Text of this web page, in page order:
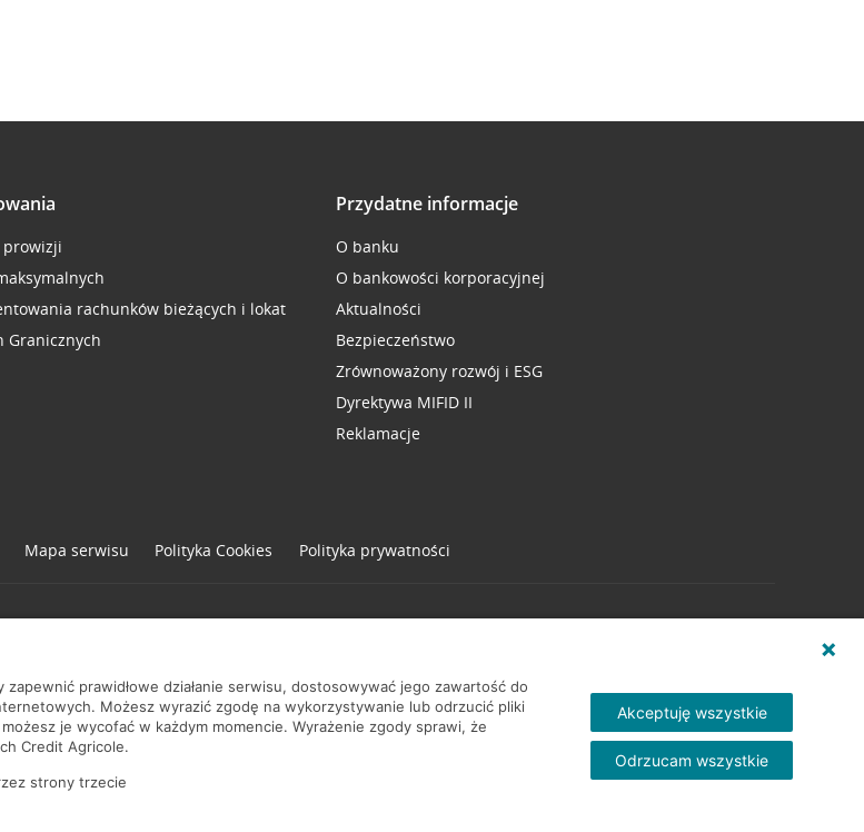
prowizji
rachunków bieżących i lokat
Granicznych
Przydatne informacje
O banku
O bankowości korporacyjnej
Aktualności
Bezpieczeństwo
Zrównoważony rozwój i ESG
Dyrektywa MIFID II
Reklamacje
Mapa serwisu Polityka Cookies Polityka prywatności
prawidłowe działanie serwisu, dostosowywać jego zawartość do
Możesz wyrazić zgodę na wykorzystywanie lub odrzucić pliki
je wycofać w każdym momencie. Wyrażenie zgody sprawi, że
Credit Agricole.
strony trzecie
Akceptuję wszystkie
Odrzucam wszystkie